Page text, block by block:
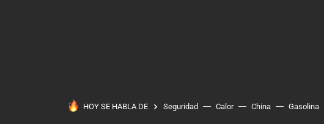
HOY SE HABLA DE Seguridad Calor China Gasolina